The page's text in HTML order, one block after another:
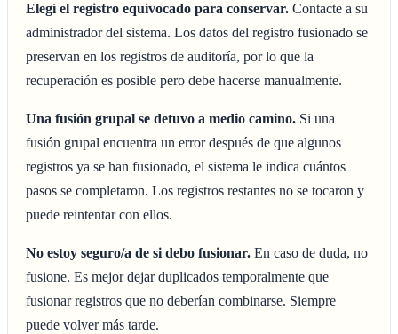
Elegí el registro equivocado para conservar. Contacte a su
administrador del sistema. Los datos del registro fusionado se
preservan en los registros de auditoría, por lo que la
recuperación es posible pero debe hacerse manualmente.
Una fusión grupal se detuvo a medio camino. Si una
fusión grupal encuentra un error después de que algunos
registros ya se han fusionado, el sistema le indica cuántos
pasos se completaron. Los registros restantes no se tocaron y
puede reintentar con ellos.
No estoy seguro/a de si debo fusionar. En caso de duda, no
fusione. Es mejor dejar duplicados temporalmente que
fusionar registros que no deberían combinarse. Siempre
puede volver más tarde.